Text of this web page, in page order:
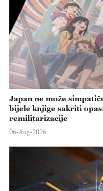
Japan ne može
bijele knjige sakriti
remilitarizacije
06-Aug-2026